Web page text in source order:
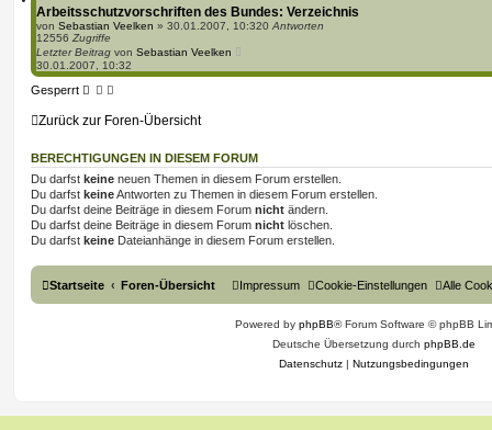
Arbeitsschutzvorschriften des Bundes: Verzeichnis
von Sebastian Veelken » 30.01.2007, 10:320 Antworten
12556 Zugriffe
Letzter Beitrag von Sebastian Veelken
30.01.2007, 10:32
Gesperrt
Zurück zur Foren-Übersicht
BERECHTIGUNGEN IN DIESEM FORUM
Du darfst keine neuen Themen in diesem Forum erstellen.
Du darfst keineAntworten zu Themen in diesem Forum erstellen.
Du darfst deine Beiträge in diesem Forum nicht ändern.
Du darfst deine Beiträge in diesem Forum nicht löschen.
Du darfst keine Dateianhänge in diesem Forum erstellen.
Startseite Foren-Übersicht Alle
Cookie-Einstellungen
Impressum
Powered by phpBB® Forum Software © phpBB
Deutsche Übersetzung durch phpBB.de
Datenschutz | Nutzungsbedingungen